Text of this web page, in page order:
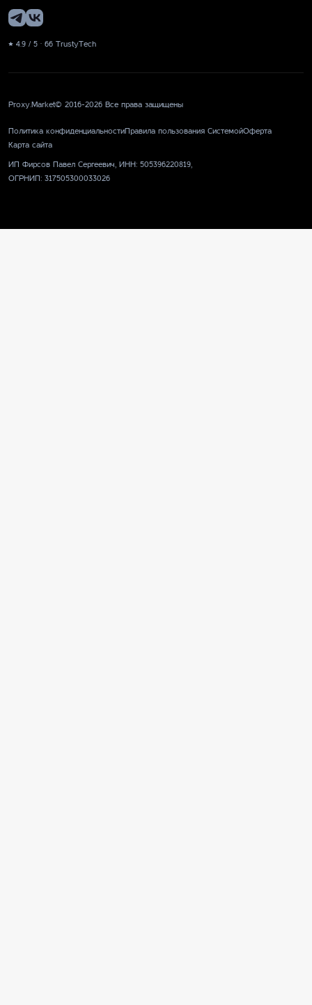
★ 4.9 / 5 · 66 TrustyTech
Proxy.Market© 2016-2026 Все права защищены
Политика конфиденциальностиПравила пользования СистемойОферта
Карта сайта
ИП Фирсов Павел Сергеевич, ИНН: 505396220819,
ОГРНИП: 317505300033026